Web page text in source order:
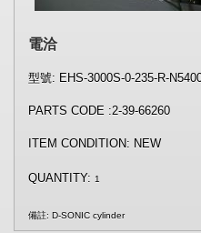
電洽
型號: EHS-3000S-0-235-R-
PARTS CODE :2-39-66260
ITEM CONDITION: NEW
QUANTITY: 1
備註: D-SONIC cylinder